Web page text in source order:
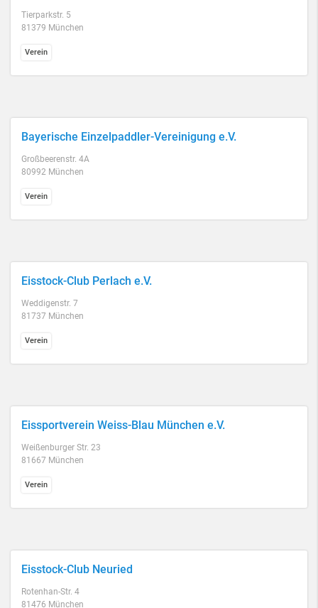
Tierparkstr. 5
81379 München
Verein
Bayerische Einzelpaddler-Vereinigung e.V.
Großbeerenstr. 4A
80992 München
Verein
Eisstock-Club Perlach e.V.
Weddigenstr. 7
81737 München
Verein
Eissportverein Weiss-Blau München e.V.
Weißenburger Str. 23
81667 München
Verein
Eisstock-Club Neuried
Rotenhan-Str. 4
81476 München